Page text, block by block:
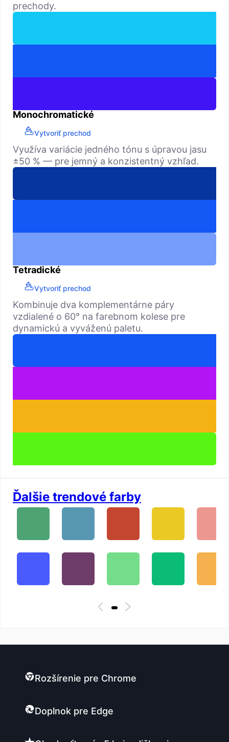
prechody.
Monochromatické
Vytvoriť prechod
Využíva variácie jedného tónu s úpravou jasu
±50 % — pre jemný a konzistentný vzhľad.
Tetradické
Vytvoriť prechod
Kombinuje dva komplementárne páry
vzdialené o 60° na farebnom kolese pre
dynamickú a vyváženú paletu.
Ďalšie trendové farby
Rozšírenie pre Chrome
Doplnok pre Edge